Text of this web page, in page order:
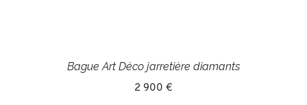
Bague Art Déco jarretière diamants
2 900 €